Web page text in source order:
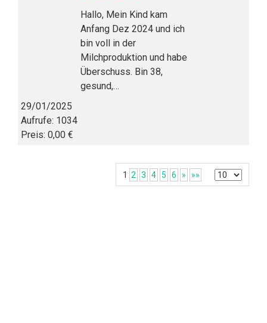
Hallo, Mein Kind kam
Anfang Dez 2024 und ich
bin voll in der
Milchproduktion und habe
Überschuss. Bin 38,
gesund,…
29/01/2025
Aufrufe: 1034
Preis: 0,00 €
1 2 3 4 5 6 » »»